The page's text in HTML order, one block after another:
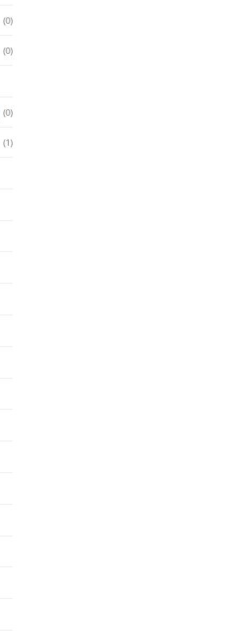
(0)
(0)
(0)
(1)